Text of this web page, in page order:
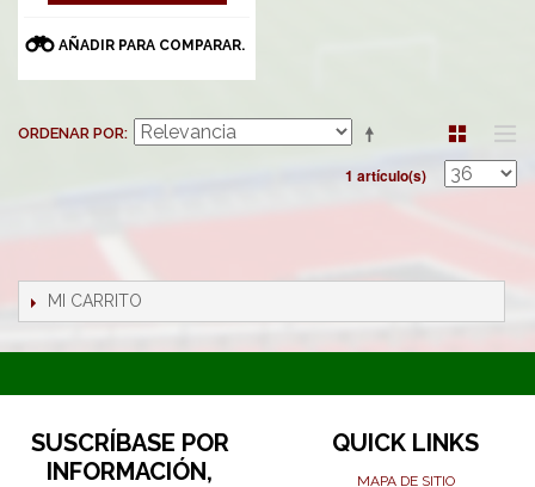
AÑADIR PARA COMPARAR.
ORDENAR POR
1 artículo(s)
MI CARRITO
SUSCRÍBASE POR
INFORMACIÓN,
QUICK LINKS
MAPA DE SITIO